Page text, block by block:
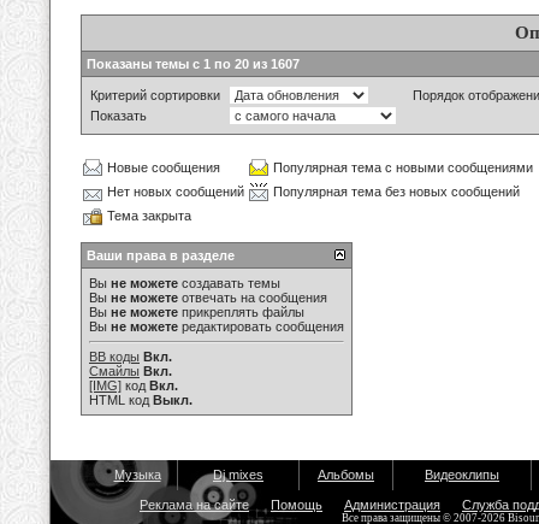
Показаны темы с 1 по 20 из 1607
Критерий сортировки
Порядок
Показать
Новые сообщения
Популярная тема с новыми сообщениями
Нет новых сообщений
Популярная тема без новых сообщений
Тема закрыта
Ваши права в разделе
Вы не можете создавать темы
Вы не можете отвечать на сообщения
Вы не можете прикреплять файлы
Вы не можете редактировать сообщения
BB коды Вкл.
Смайлы Вкл.
[IMG] код Вкл.
HTML код Выкл.
Музыка Dj mixes Альбомы Видеоклипы
Реклама на сайте Помощь Администрация Служба
Все права защищены © 2007-2026